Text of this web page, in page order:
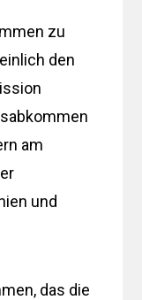
zu
den
am
und
das die